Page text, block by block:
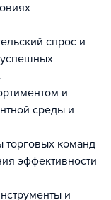
спрос и
успешных
и
среды и
торговых команд
эффективности
и